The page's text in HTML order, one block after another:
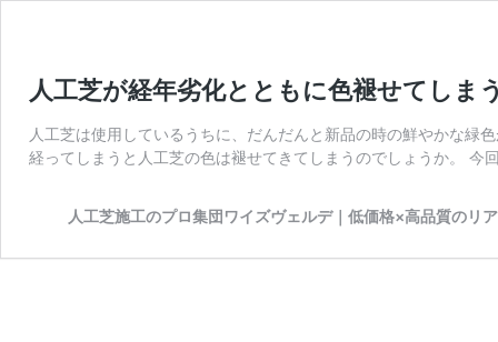
人工芝が経年劣化とともに色褪せてしま
人工芝は使用しているうちに、だんだんと新品の時の鮮やかな緑
経ってしまうと人工芝の色は褪せてきてしまうのでしょうか。 今
人工芝施工のプロ集団ワイズヴェルデ｜低価格×高品質のリ